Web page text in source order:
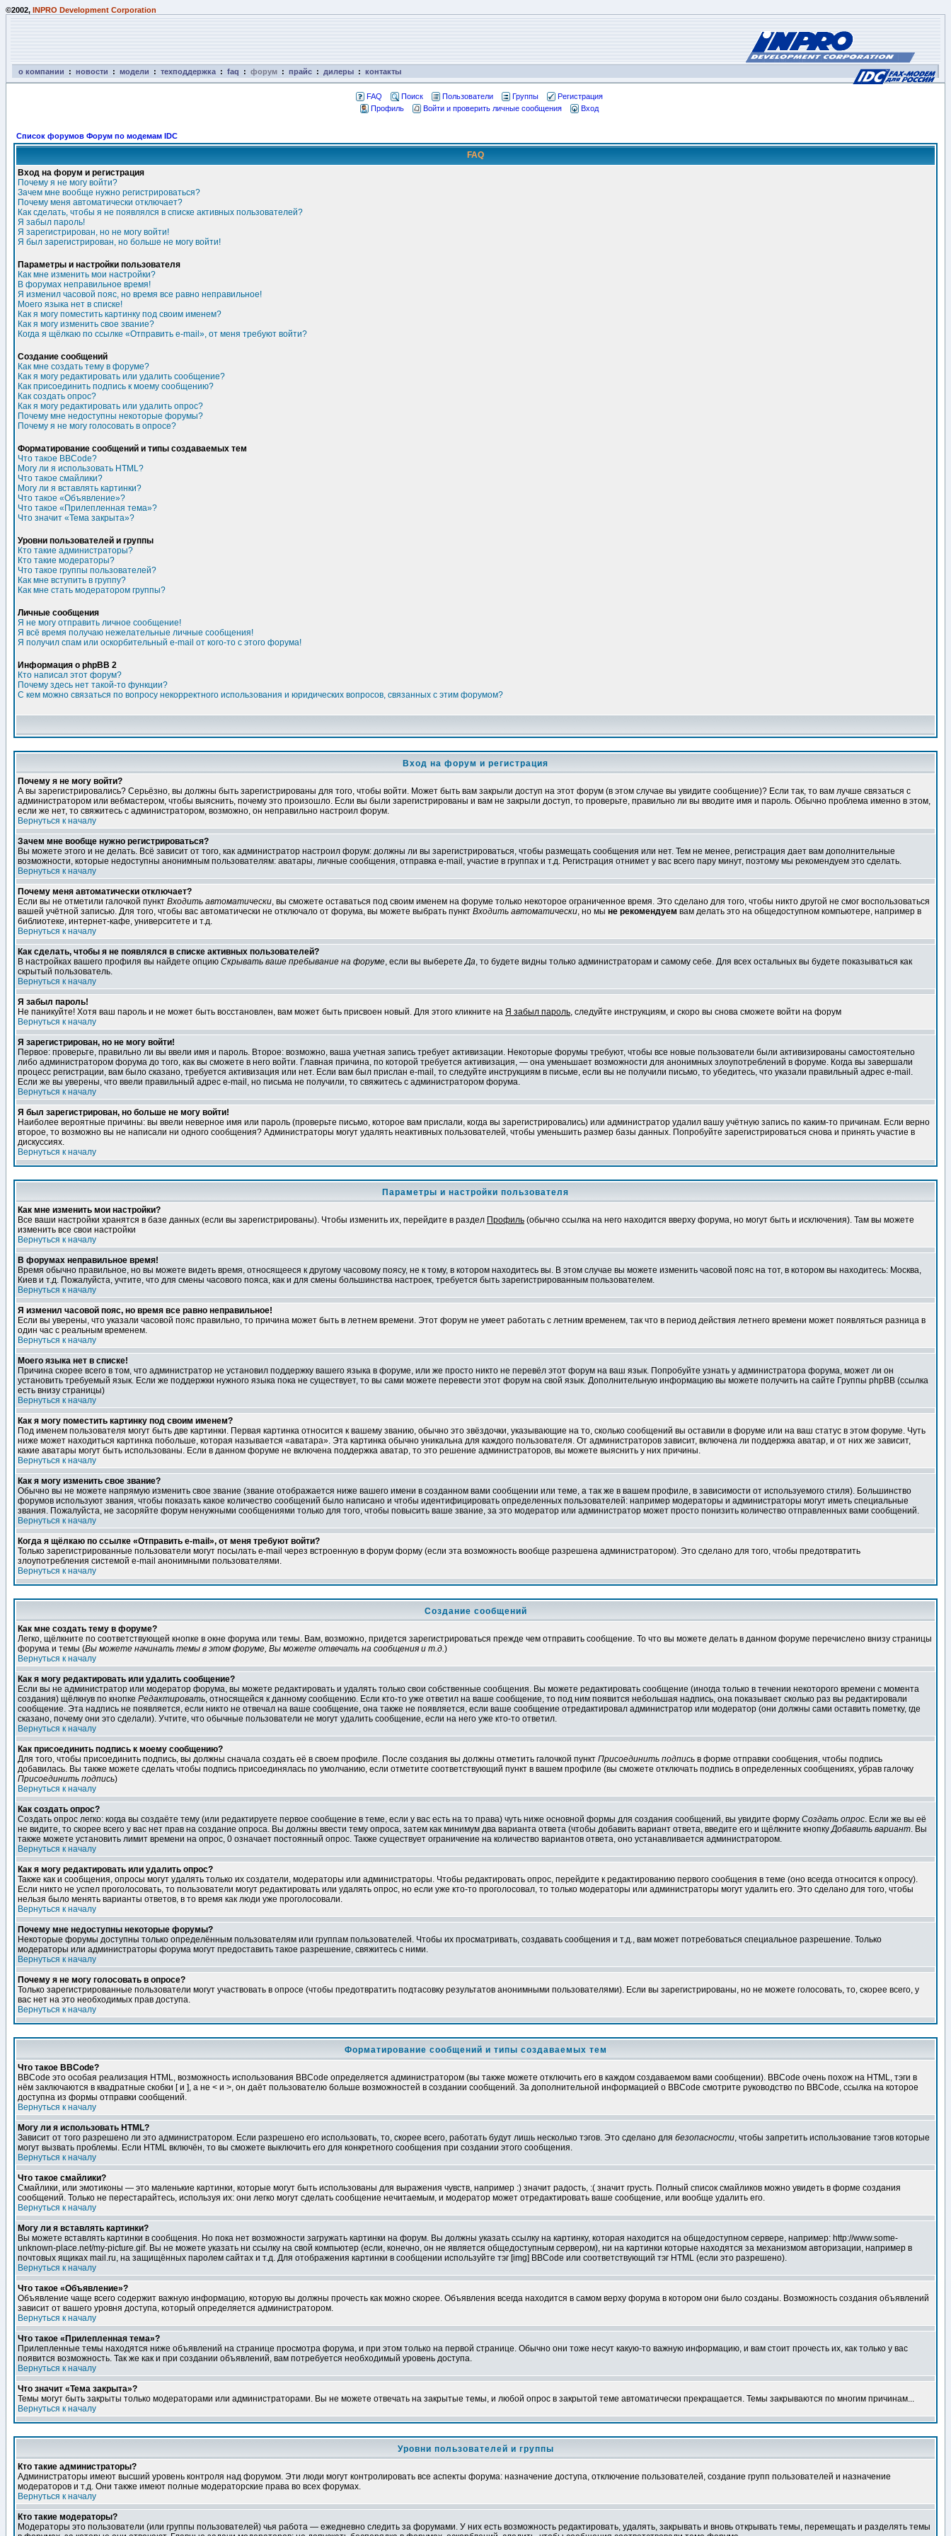
©2002, INPRO Development Corporation
о компании : новости : модели : техподдержка : faq : форум : прайс : дилеры : контакты
FAQ Поиск Пользователи Группы
Регистрация
Профиль
Войти и проверить личные сообщения Вход
Список форумов Форум по модемам IDC
FAQ
Вход на форум и регистрация
Почему я не могу войти?
Зачем мне вообще нужно регистрироваться?
Почему меня автоматически отключает?
Как сделать, чтобы я не появлялся в списке активных пользователей?
Я забыл пароль!
Я зарегистрирован, но не могу войти!
Я был зарегистрирован, но больше не могу войти!
Параметры и настройки пользователя
Как мне изменить мои настройки?
В форумах неправильное время!
Я изменил часовой пояс, но время все равно неправильное!
Моего языка нет в списке!
Как я могу поместить картинку под своим именем?
Как я могу изменить свое звание?
Когда я щёлкаю по ссылке «Отправить e-mail», от меня требуют войти?
Создание сообщений
Как мне создать тему в форуме?
Как я могу редактировать или удалить сообщение?
Как присоединить подпись к моему сообщению?
Как создать опрос?
Как я могу редактировать или удалить опрос?
Почему мне недоступны некоторые форумы?
Почему я не могу голосовать в опросе?
Форматирование сообщений и типы создаваемых тем
Что такое BBCode?
Могу ли я использовать HTML?
Что такое смайлики?
Могу ли я вставлять картинки?
Что такое «Объявление»?
Что такое «Прилепленная тема»?
Что значит «Тема закрыта»?
Уровни пользователей и группы
Кто такие администраторы?
Кто такие модераторы?
Что такое группы пользователей?
Как мне вступить в группу?
Как мне стать модератором группы?
Личные сообщения
Я не могу отправить личное сообщение!
Я всё время получаю нежелательные личные сообщения!
Я получил спам или оскорбительный e-mail от кого-то с этого форума!
Информация о phpBB 2
Кто написал этот форум?
Почему здесь нет такой-то функции?
С кем можно связаться по вопросу некорректного использования и юридических вопросов, связанных с этим форумом?
Вход на форум и регистрация
Почему я не могу войти?
А вы зарегистрировались? Серьёзно, вы должны быть зарегистрированы для того, чтобы войти. Может быть вам закрыли доступ на этот форум (в этом случае вы увидите сообщение)? Если так, то вам лучше связаться с
администратором или вебмастером, чтобы выяснить, почему это произошло. Если вы были зарегистрированы и вам не закрыли доступ, то проверьте, правильно ли вы вводите имя и пароль. Обычно проблема именно в этом,
если же нет, то свяжитесь с администратором, возможно, он неправильно настроил форум.
Вернуться к началу
Зачем мне вообще нужно регистрироваться?
Вы можете этого и не делать. Всё зависит от того, как администратор настроил форум: должны ли вы зарегистрироваться, чтобы размещать сообщения или нет. Тем не менее, регистрация дает вам дополнительные
возможности, которые недоступны анонимным пользователям: аватары, личные сообщения, отправка e-mail, участие в группах и т.д. Регистрация отнимет у вас всего пару минут, поэтому мы рекомендуем это сделать.
Вернуться к началу
Почему меня автоматически отключает?
Если вы не отметили галочкой пункт Входить автоматически, вы сможете оставаться под своим именем на форуме только некоторое ограниченное время. Это сделано для того, чтобы никто другой не смог воспользоваться
вашей учётной записью. Для того, чтобы вас автоматически не отключало от форума, вы можете выбрать пункт Входить автоматически, но мы не рекомендуем вам делать это на общедоступном компьютере, например в
библиотеке, интернет-кафе, университете и т.д.
Вернуться к началу
Как сделать, чтобы я не появлялся в списке активных пользователей?
В настройках вашего профиля вы найдете опцию Скрывать ваше пребывание на форуме, если вы выберетеДа, то будете видны только администраторам и самому себе. Для всех остальных вы будете показываться как
скрытый пользователь.
Вернуться к началу
Я забыл пароль!
Не паникуйте! Хотя ваш пароль и не может быть восстановлен, вам может быть присвоен новый. Для этого кликните на Я забыл пароль, следуйте инструкциям, и скоро вы снова сможете войти на форум
Вернуться к началу
Я зарегистрирован, но не могу войти!
Первое: проверьте, правильно ли вы ввели имя и пароль. Второе: возможно, ваша учетная запись требует активизации. Некоторые форумы требуют, чтобы все новые пользователи были активизированы самостоятельно
либо администратором форума до того, как вы сможете в него войти. Главная причина, по которой требуется активизация, — она уменьшает возможности для анонимных злоупотреблений в форуме. Когда вы завершали
процесс регистрации, вам было сказано, требуется активизация или нет. Если вам был прислан e-mail, то следуйте инструкциям в письме, если вы не получили письмо, то убедитесь, что указали правильный адрес e-mail.
Если же вы уверены, что ввели правильный адрес e-mail, но письма не получили, то свяжитесь с администратором форума.
Вернуться к началу
Я был зарегистрирован, но больше не могу войти!
Наиболее вероятные причины: вы ввели неверное имя или пароль (проверьте письмо, которое вам прислали, когда вы зарегистрировались) или администратор удалил вашу учётную запись по каким-то причинам. Если верно
второе, то возможно вы не написали ни одного сообщения? Администраторы могут удалять неактивных пользователей, чтобы уменьшить размер базы данных. Попробуйте зарегистрироваться снова и принять участие в
дискуссиях.
Вернуться к началу
Параметры и настройки пользователя
Как мне изменить мои настройки?
Все ваши настройки хранятся в базе данных (если вы зарегистрированы). Чтобы изменить их, перейдите в раздел Профиль (обычно ссылка на него находится вверху форума, но могут быть и исключения). Там вы можете
изменить все свои настройки
Вернуться к началу
В форумах неправильное время!
Время обычно правильное, но вы можете видеть время, относящееся к другому часовому поясу, не к тому, в котором находитесь вы. В этом случае вы можете изменить часовой пояс на тот, в котором вы находитесь: Москва,
Киев и т.д. Пожалуйста, учтите, что для смены часового пояса, как и для смены большинства настроек, требуется быть зарегистрированным пользователем.
Вернуться к началу
Я изменил часовой пояс, но время все равно неправильное!
Если вы уверены, что указали часовой пояс правильно, то причина может быть в летнем времени. Этот форум не умеет работать с летним временем, так что в период действия летнего времени может появляться разница в
один час с реальным временем.
Вернуться к началу
Моего языка нет в списке!
Причина скорее всего в том, что администратор не установил поддержку вашего языка в форуме, или же просто никто не перевёл этот форум на ваш язык. Попробуйте узнать у администратора форума, может ли он
установить требуемый язык. Если же поддержки нужного языка пока не существует, то вы сами можете перевести этот форум на свой язык. Дополнительную информацию вы можете получить на сайте Группы phpBB (ссылка
есть внизу страницы)
Вернуться к началу
Как я могу поместить картинку под своим именем?
Под именем пользователя могут быть две картинки. Первая картинка относится к вашему званию, обычно это звёздочки, указывающие на то, сколько сообщений вы оставили в форуме или на ваш статус в этом форуме. Чуть
ниже может находиться картинка побольше, которая называется «аватара». Эта картинка обычно уникальна для каждого пользователя. От администраторов зависит, включена ли поддержка аватар, и от них же зависит,
какие аватары могут быть использованы. Если в данном форуме не включена поддержка аватар, то это решение администраторов, вы можете выяснить у них причины.
Вернуться к началу
Как я могу изменить свое звание?
Обычно вы не можете напрямую изменить свое звание (звание отображается ниже вашего имени в созданном вами сообщении или теме, а так же в вашем профиле, в зависимости от используемого стиля). Большинство
форумов используют звания, чтобы показать какое количество сообщений было написано и чтобы идентифицировать определенных пользователей: например модераторы и администраторы могут иметь специальные
звания. Пожалуйста, не засоряйте форум ненужными сообщениями только для того, чтобы повысить ваше звание, за это модератор или администратор может просто понизить количество отправленных вами сообщений.
Вернуться к началу
Когда я щёлкаю по ссылке «Отправить e-mail», от меня требуют войти?
Только зарегистрированные пользователи могут посылать e-mail через встроенную в форум форму (если эта возможность вообще разрешена администратором). Это сделано для того, чтобы предотвратить
злоупотребления системой e-mail анонимными пользователями.
Вернуться к началу
Создание сообщений
Как мне создать тему в форуме?
Легко, щёлкните по соответствующей кнопке в окне форума или темы. Вам, возможно, придется зарегистрироваться прежде чем отправить сообщение. То что вы можете делать в данном форуме перечислено внизу страницы
форума и темы (Вы можете начинать темы в этом форуме, Вы можете отвечать на сообщения и т.д.)
Вернуться к началу
Как я могу редактировать или удалить сообщение?
Если вы не администратор или модератор форума, вы можете редактировать и удалять только свои собственные сообщения. Вы можете редактировать сообщение (иногда только в течении некоторого времени с момента
создания) щёлкнув по кнопке Редактировать, относящейся к данному сообщению. Если кто-то уже ответил на ваше сообщение, то под ним появится небольшая надпись, она показывает сколько раз вы редактировали
сообщение. Эта надпись не появляется, если никто не отвечал на ваше сообщение, она также не появляется, если ваше сообщение отредактировал администратор или модератор (они должны сами оставить пометку, где
сказано, почему они это сделали). Учтите, что обычные пользователи не могут удалить сообщение, если на него уже кто-то ответил.
Вернуться к началу
Как присоединить подпись к моему сообщению?
Для того, чтобы присоединить подпись, вы должны сначала создать её в своем профиле. После создания вы должны отметить галочкой пункт Присоединить подпись в форме отправки сообщения, чтобы подпись
добавилась. Вы также можете сделать чтобы подпись присоединялась по умолчанию, если отметите соответствующий пункт в вашем профиле (вы сможете отключать подпись в определенных сообщениях, убрав галочку
Присоединить подпись)
Вернуться к началу
Как создать опрос?
Создать опрос легко: когда вы создаёте тему (или редактируете первое сообщение в теме, если у вас есть на то права) чуть ниже основной формы для создания сообщений, вы увидите форму Создать опрос. Если же вы её
не видите, то скорее всего у вас нет прав на создание опроса. Вы должны ввести тему опроса, затем как минимум два варианта ответа (чтобы добавить вариант ответа, введите его и щёлкните кнопкуДобавить вариант. Вы
также можете установить лимит времени на опрос, 0 означает постоянный опрос. Также существует ограничение на количество вариантов ответа, оно устанавливается администратором.
Вернуться к началу
Как я могу редактировать или удалить опрос?
Также как и сообщения, опросы могут удалять только их создатели, модераторы или администраторы. Чтобы редактировать опрос, перейдите к редактированию первого сообщения в теме (оно всегда относится к опросу).
Если никто не успел проголосовать, то пользователи могут редактировать или удалять опрос, но если уже кто-то проголосовал, то только модераторы или администраторы могут удалить его. Это сделано для того, чтобы
нельзя было менять варианты ответов, в то время как люди уже проголосовали.
Вернуться к началу
Почему мне недоступны некоторые форумы?
Некоторые форумы доступны только определённым пользователям или группам пользователей. Чтобы их просматривать, создавать сообщения и т.д., вам может потребоваться специальное разрешение. Только
модераторы или администраторы форума могут предоставить такое разрешение, свяжитесь с ними.
Вернуться к началу
Почему я не могу голосовать в опросе?
Только зарегистрированные пользователи могут участвовать в опросе (чтобы предотвратить подтасовку результатов анонимными пользователями). Если вы зарегистрированы, но не можете голосовать, то, скорее всего, у
вас нет на это необходимых прав доступа.
Вернуться к началу
Форматирование сообщений и типы создаваемых тем
Что такое BBCode?
BBCode это особая реализация HTML, возможность использования BBCode определяется администратором (вы также можете отключить его в каждом создаваемом вами сообщении). BBCode очень похож на HTML, тэги в
нём заключаются в квадратные скобки [ и ], а не < и >, он даёт пользователю больше возможностей в создании сообщений. За дополнительной информацией о BBCode смотрите руководство по BBCode, ссылка на которое
доступна из формы отправки сообщений.
Вернуться к началу
Могу ли я использовать HTML?
Зависит от того разрешено ли это администратором. Если разрешено его использовать, то, скорее всего, работать будут лишь несколько тэгов. Это сделано для безопасности, чтобы запретить использование тэгов которые
могут вызвать проблемы. Если HTML включён, то вы сможете выключить его для конкретного сообщения при создании этого сообщения.
Вернуться к началу
Что такое смайлики?
Смайлики, или эмотиконы — это маленькие картинки, которые могут быть использованы для выражения чувств, например :) значит радость, :( значит грусть. Полный список смайликов можно увидеть в форме создания
сообщений. Только не перестарайтесь, используя их: они легко могут сделать сообщение нечитаемым, и модератор может отредактировать ваше сообщение, или вообще удалить его.
Вернуться к началу
Могу ли я вставлять картинки?
Вы можете вставлять картинки в сообщения. Но пока нет возможности загружать картинки на форум. Вы должны указать ссылку на картинку, которая находится на общедоступном сервере, например: http://www.some-
unknown-place.net/my-picture.gif. Вы не можете указать ни ссылку на свой компьютер (если, конечно, он не является общедоступным сервером), ни на картинки которые находятся за механизмом авторизации, например в
почтовых ящиках mail.ru, на защищённых паролем сайтах и т.д. Для отображения картинки в сообщении используйте тэг [img] BBCode или соответствующий тэг HTML (если это разрешено).
Вернуться к началу
Что такое «Объявление»?
Объявление чаще всего содержит важную информацию, которую вы должны прочесть как можно скорее. Объявления всегда находится в самом верху форума в котором они было созданы. Возможность создания объявлений
зависит от вашего уровня доступа, который определяется администратором.
Вернуться к началу
Что такое «Прилепленная тема»?
Прилепленные темы находятся ниже объявлений на странице просмотра форума, и при этом только на первой странице. Обычно они тоже несут какую-то важную информацию, и вам стоит прочесть их, как только у вас
появится возможность. Так же как и при создании объявлений, вам потребуется необходимый уровень доступа.
Вернуться к началу
Что значит «Тема закрыта»?
Темы могут быть закрыты только модераторами или администраторами. Вы не можете отвечать на закрытые темы, и любой опрос в закрытой теме автоматически прекращается. Темы закрываются по многим причинам...
Вернуться к началу
Уровни пользователей и группы
Кто такие администраторы?
Администраторы имеют высший уровень контроля над форумом. Эти люди могут контролировать все аспекты форума: назначение доступа, отключение пользователей, создание групп пользователей и назначение
модераторов и т.д. Они также имеют полные модераторские права во всех форумах.
Вернуться к началу
Кто такие модераторы?
Модераторы это пользователи (или группы пользователей) чья работа — ежедневно следить за форумами. У них есть возможность редактировать, удалять, закрывать и вновь открывать темы, перемещать и разделять темы